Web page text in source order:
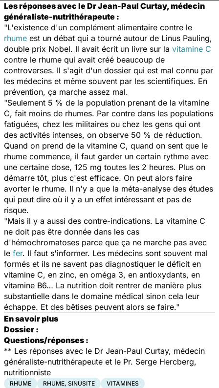
Les réponses avec le Dr Jean-Paul Curtay, médecin
généraliste-nutrithérapeute :
"L'existence d'un complément alimentaire contre le
rhume est un débat qui a tourné autour de Linus Pauling,
double prix Nobel. Il avait écrit un livre sur la vitamine C
contre le rhume qui avait créé beaucoup de
controverses. Il s'agit d'un dossier qui est mal connu par
les médecins et même souvent par les scientifiques. En
prévention, ça marche assez mal.
"Seulement 5 % de la population prenant de la vitamine
C, fait moins de rhumes. Par contre dans les populations
fatiguées, chez les militaires ou chez les gens qui ont
des activités intenses, on observe 50 % de réduction.
Quand on prend de la vitamine C, quand on sent que le
rhume commence, il faut garder un certain rythme avec
une certaine dose, 125 mg toutes les 2 heures. Plus on
démarre tôt, plus c'est efficace. On peut alors faire
avorter le rhume. Il n'y a que la méta-analyse des études
qui peut dire où il y a un effet intéressant et pas de
risque.
"Mais il y a aussi des contre-indications. La vitamine C
ne doit pas être donnée dans les cas
d'hémochromatoses parce que ça ne marche pas avec
le fer. Il faut s'informer. Les médecins sont souvent mal
formés et ils ne savent pas diagnostiquer le déficit en
vitamine C, en zinc, en oméga 3, en antioxydants, en
vitamine B6… La nutrition doit rentrer de manière plus
substantielle dans le domaine médical sinon cela leur
échappe. Et des bêtises peuvent alors se faire."
En savoir plus
Dossier :
Questions/réponses :
** Les réponses avec le Dr Jean-Paul Curtay, médecin
généraliste-nutrithérapeute et le Pr. Serge Hercberg,
nutritionniste
RHUME RHUME, SINUSITE VITAMINES